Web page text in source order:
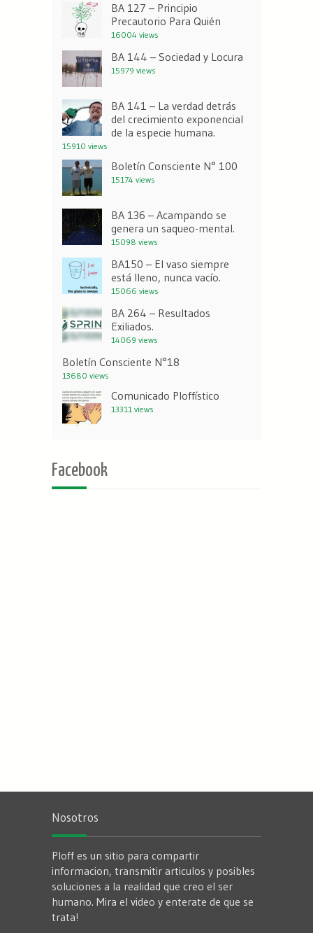
BA 127 – Principio
Precautorio Para Quién
16004 views
BA 144 – Sociedad y Locura
15979 views
BA 141 – La verdad detrás
del crecimiento exponencial
de la especie humana.
15910 views
Boletín Consciente N° 100
15174 views
BA 136 – Acampando se
genera un saqueo-mental.
15098 views
BA150 – El vaso siempre
está lleno, nunca vacío.
15066 views
BA 264 – Resultados
Exiliados.
14069 views
Boletín Consciente N°18
13680 views
Comunicado Ploffístico
13311 views
Facebook
Nosotros
Ploff es un sitio para compartir
informacion, transmitir articulos y posibles
soluciones a la realidad que creo el ser
humano. Mira el video y enterate de que se
trata!